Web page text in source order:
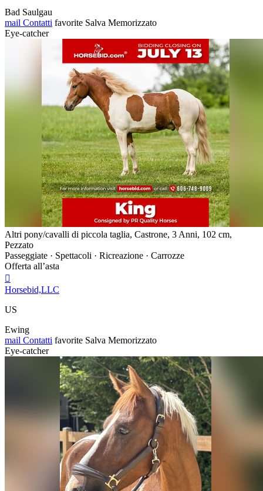
Bad Saulgau
mail Contatti favorite Salva Memorizzato
Eye-catcher
Altri pony/cavalli di piccola taglia, Castrone, 3 Anni, 102 cm,
Pezzato
Passeggiate · Spettacoli · Ricreazione · Carrozze
Offerta all’asta

Horsebid,LLC
US
Ewing
mail Contatti favorite Salva Memorizzato
Eye-catcher